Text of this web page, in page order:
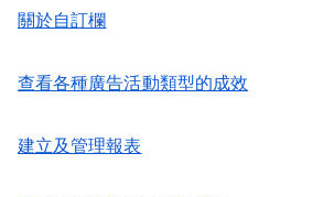
關於自訂欄
查看各種廣告活動類型的成效
建立及管理報表